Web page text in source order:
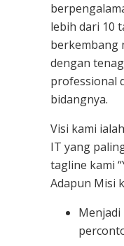
lebih dari 10
berkembang
dengan
professional
bidangnya.
Visi kami
IT yang
tagline kami
Adapun Misi
Menjadi